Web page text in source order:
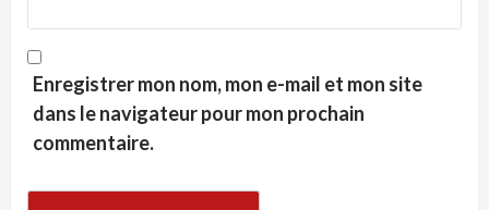
Enregistrer mon nom, mon e-mail et mon site
dans le navigateur pour mon prochain
commentaire.